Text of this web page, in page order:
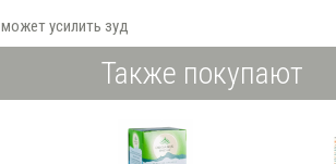
может усилить зуд
Также покупают